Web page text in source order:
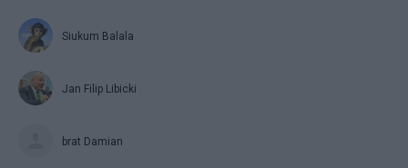
Siukum Balala
Jan Filip Libicki
brat Damian